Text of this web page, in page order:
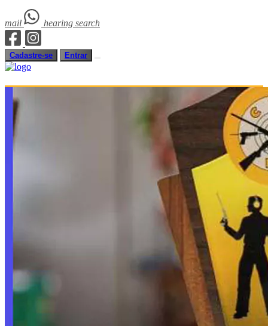
mail hearing search
Cadastre-se Entrar